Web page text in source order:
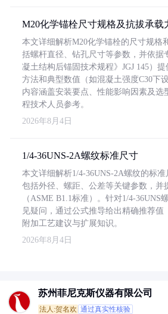
M20化学锚栓尺寸规格及抗拔承载
本文详细解析M20化学锚栓的尺寸规格
括螺杆直径、钻孔尺寸等参数，并依据
凝土结构后锚固技术规程》JGJ 145）
方法和典型数值（如混凝土强度C30下
内容涵盖安装要点、性能影响因素及选
程技术人员参考。
2026年8月4日
1/4-36UNS-2A螺纹标准尺寸
本文详细解析1/4-36UNS-2A螺纹的标准
包括外径、螺距、公差等关键参数，并
（ASME B1.1标准）。针对1/4-36UNS
见疑问，通过公式推导给出精确推荐值
附加工艺建议与扩展知识。
2026年8月4日
苏州菲尼克斯仪器有限公司
法人:贺名欢 通过真实性核验